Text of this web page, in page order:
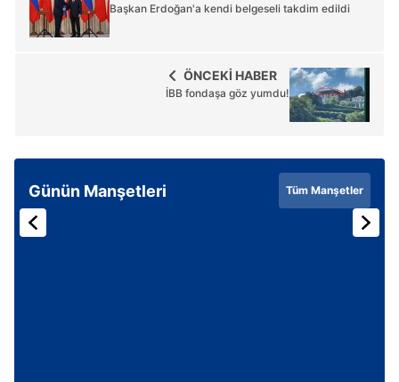
Başkan Erdoğan'a kendi belgeseli takdim edildi
ÖNCEKİ HABER
İBB fondaşa göz yumdu!
Günün Manşetleri Tüm Manşetler